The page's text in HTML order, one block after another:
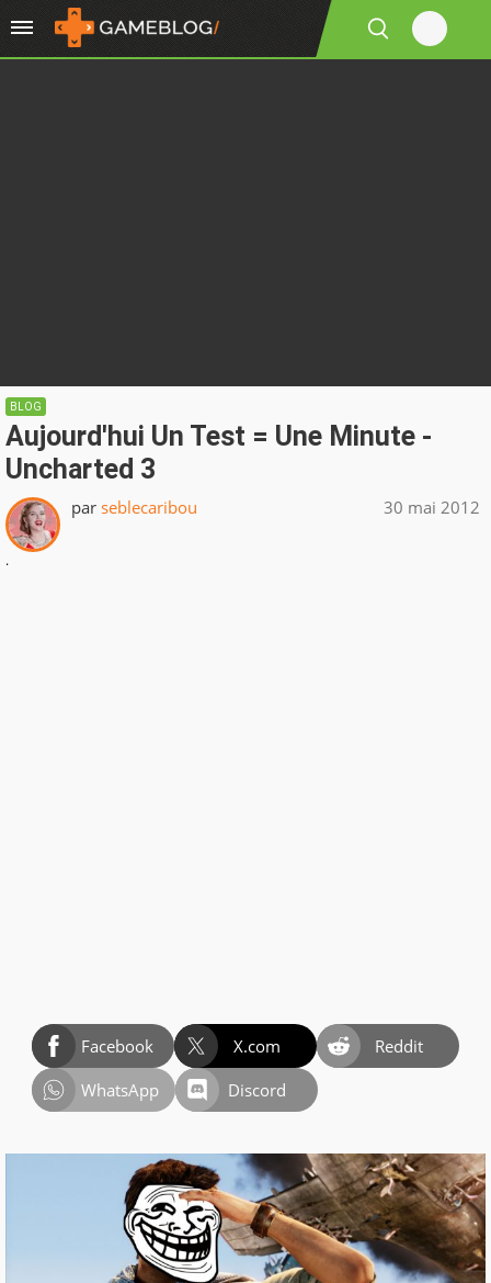
BLOG
Aujourd'hui Un Test = Une Minute -
Uncharted 3
par seblecaribou 30 mai 2012
.
Facebook X.com
Reddit
WhatsApp
Discord